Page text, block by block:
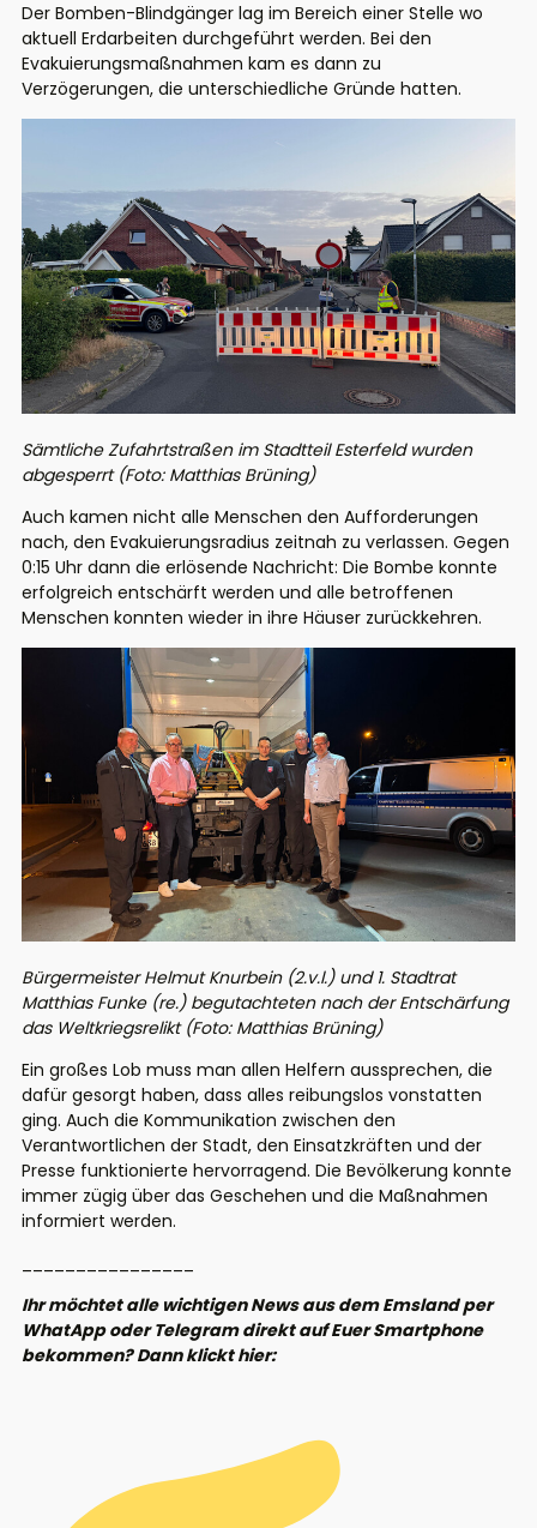
Der Bomben-Blindgänger lag im Bereich einer Stelle wo
aktuell Erdarbeiten durchgeführt werden. Bei den
Evakuierungsmaßnahmen kam es dann zu
Verzögerungen, die unterschiedliche Gründe hatten.
Sämtliche Zufahrtstraßen im Stadtteil Esterfeld wurden
abgesperrt (Foto: Matthias Brüning)
Auch kamen nicht alle Menschen den Aufforderungen
nach, den Evakuierungsradius zeitnah zu verlassen. Gegen
0:15 Uhr dann die erlösende Nachricht: Die Bombe konnte
erfolgreich entschärft werden und alle betroffenen
Menschen konnten wieder in ihre Häuser zurückkehren.
Bürgermeister Helmut Knurbein (2.v.l.) und 1. Stadtrat
Matthias Funke (re.) begutachteten nach der Entschärfung
das Weltkriegsrelikt (Foto: Matthias Brüning)
Ein großes Lob muss man allen Helfern aussprechen, die
dafür gesorgt haben, dass alles reibungslos vonstatten
ging. Auch die Kommunikation zwischen den
Verantwortlichen der Stadt, den Einsatzkräften und der
Presse funktionierte hervorragend. Die Bevölkerung konnte
immer zügig über das Geschehen und die Maßnahmen
informiert werden.
Ihr möchtet alle wichtigen News aus dem Emsland per
WhatApp oder Telegram direkt auf Euer Smartphone
bekommen? Dann klickt hier: